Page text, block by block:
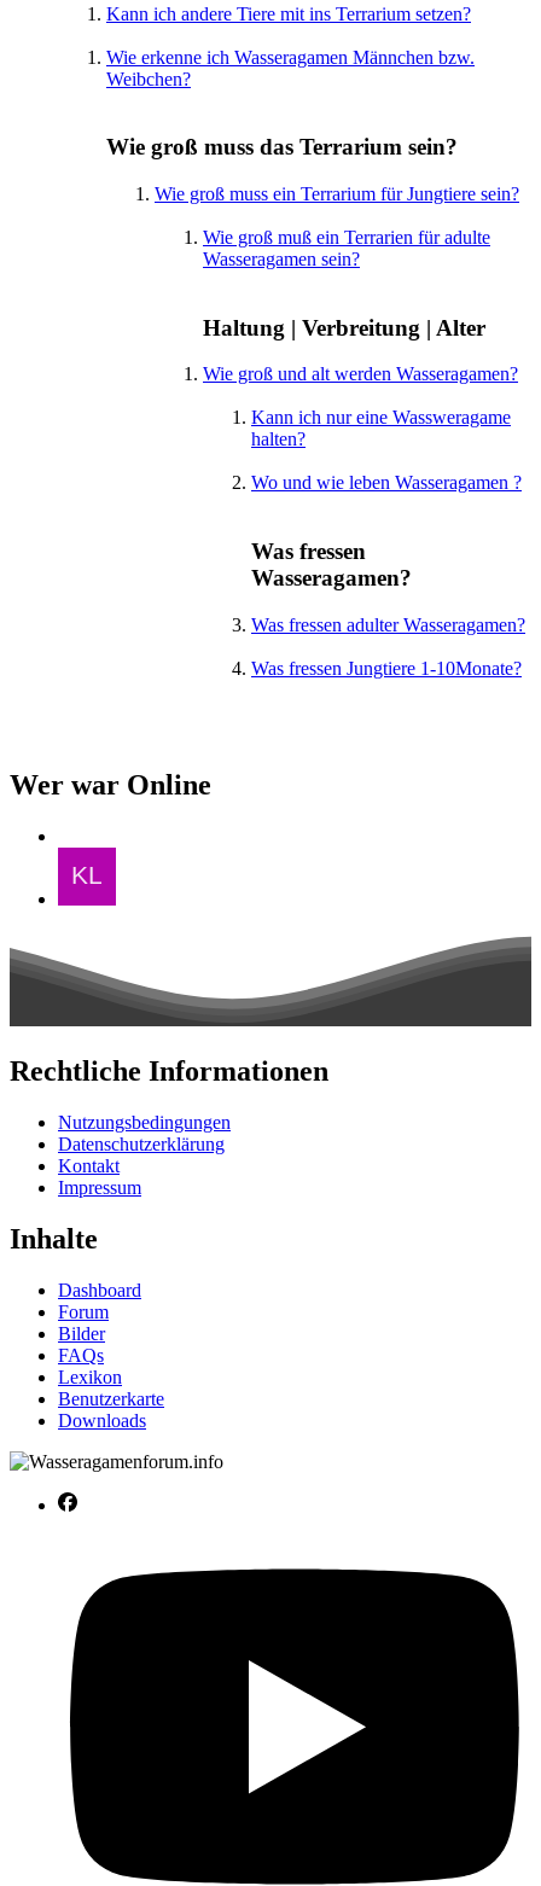
Kann ich andere Tiere mit ins Terrarium setzen?
Wie erkenne ich Wasseragamen Männchen bzw.
Weibchen?
Wie groß muss das Terrarium sein?
Wie groß muss ein Terrarium für Jungtiere sein?
Wie groß muß ein Terrarien für adulte
Wasseragamen sein?
Haltung | Verbreitung | Alter
Wie groß und alt werden Wasseragamen?
Kann ich nur eine Wassweragame
halten?
Wo und wie leben Wasseragamen ?
Was fressen
Wasseragamen?
Was fressen adulter Wasseragamen?
Was fressen Jungtiere 1-10Monate?
Wer war Online
Rechtliche Informationen
Nutzungsbedingungen
Datenschutzerklärung
Kontakt
Impressum
Inhalte
Dashboard
Forum
Bilder
FAQs
Lexikon
Benutzerkarte
Downloads